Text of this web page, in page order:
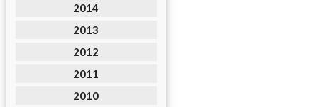
2014
2013
2012
2011
2010